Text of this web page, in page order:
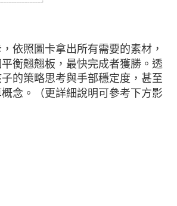
依照圖卡拿出所有需要的素材，
衡翹翹板，最快完成者獲勝。透
的策略思考與手部穩定度，甚至
念。（更詳細說明可參考下方影